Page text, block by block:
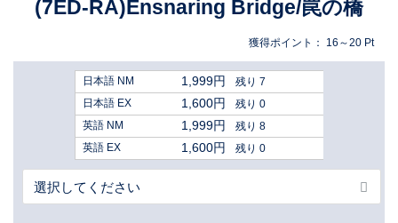
(7ED-RA)Ensnaring Bridge/罠の橋
獲得ポイント： 16～20 Pt
日本語 NM 1,999円
残り 7
日本語 EX
1,600円
残り 0
英語 NM
1,999円
残り 8
英語 EX
1,600円 残り 0